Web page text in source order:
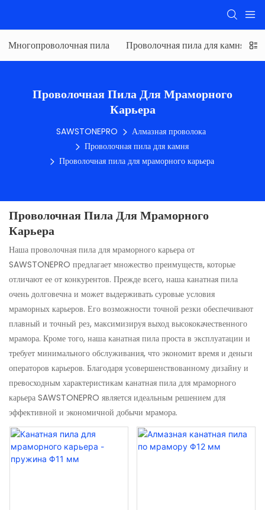
Многопроволочная пила Проволочная пила для камня
Проволочная Пила Для Мраморного
Карьера
SAWSTONEPRO
Алмазная проволока
Проволочная пила для камня
Проволочная пила для мраморного карьера
Проволочная Пила Для Мраморного
Карьера
Наша проволочная пила для мраморного карьера от
SAWSTONEPRO предлагает множество преимуществ, которые
отличают ее от конкурентов. Прежде всего, наша канатная пила
очень долговечна и может выдерживать суровые условия
мраморных карьеров. Его возможности точной резки обеспечивают
плавный и точный рез, максимизируя выход высококачественного
мрамора. Кроме того, наша канатная пила проста в эксплуатации и
требует минимального обслуживания, что экономит время и деньги
операторов карьеров. Благодаря усовершенствованному дизайну и
превосходным характеристикам канатная пила для мраморного
карьера SAWSTONEPRO является идеальным решением для
эффективной и экономичной добычи мрамора.